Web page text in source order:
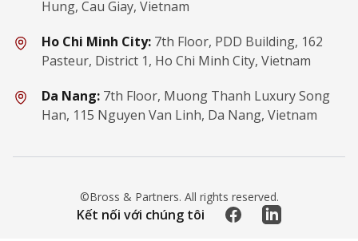
Hung, Cau Giay, Vietnam
Ho Chi Minh City: 7th Floor, PDD Building, 162
Pasteur, District 1, Ho Chi Minh City, Vietnam
Da Nang: 7th Floor, Muong Thanh Luxury Song
Han, 115 Nguyen Van Linh, Da Nang, Vietnam
©Bross & Partners. All rights reserved.
Kết nối với chúng tôi FacebookLinkedIn